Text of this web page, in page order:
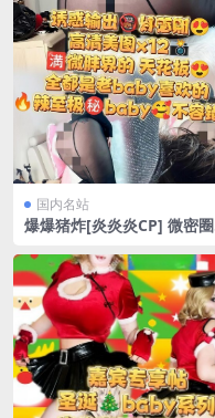
国内名站
爆爆猪炸[炎炎炎CP] 微密圈
B]